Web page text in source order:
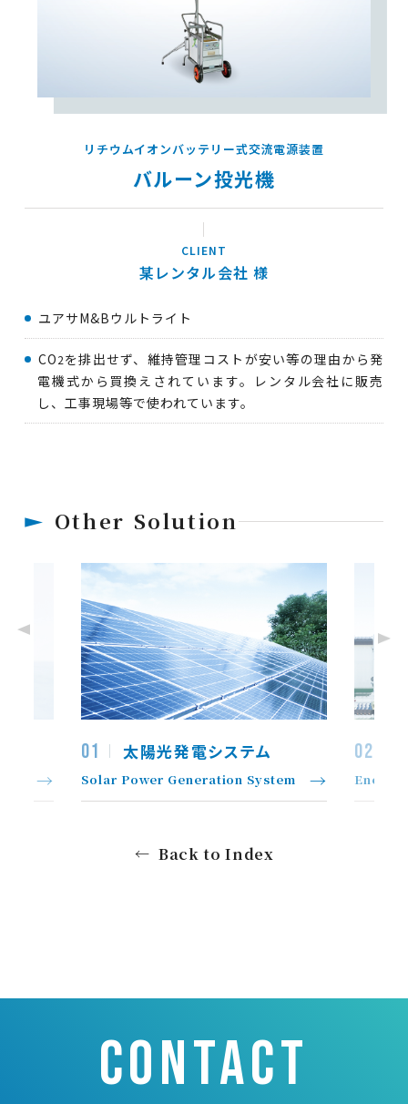
リチウムイオンバッテリー式交流電源装置
バルーン投光機
某レンタル会社
ユアサM&Bウルトライト
CO2を排出せず、維持管理コストが安い等の理由から発
電機式から買換えされています。レンタル会社に販売
し、工事現場等で使われています。
Other Solution
01 太陽光発電システム
Solar Power Generation System
02
Energy
Back to Index
contact